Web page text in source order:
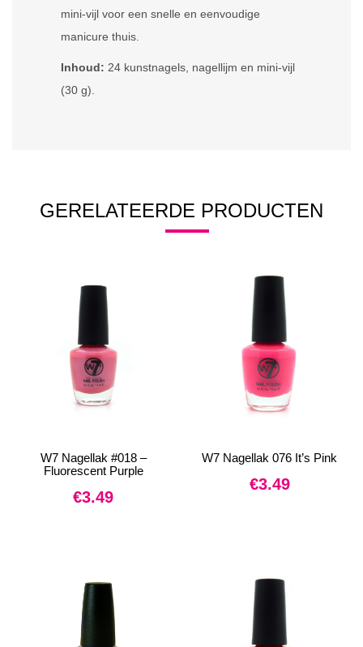
mini-vijl voor een snelle en eenvoudige
manicure thuis.
Inhoud: 24 kunstnagels, nagellijm en mini-vijl
(30 g).
GERELATEERDE PRODUCTEN
W7 Nagellak #018 –
Fluorescent Purple
€3.49
W7 Nagellak 076 It’s Pink
€3.49